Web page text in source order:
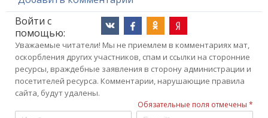
Войти с
помощью:
Уважаемые читатели! Мы не приемлем в комментариях мат,
оскорбления других участников, спам и ссылки на сторонние
ресурсы, враждебные заявления в сторону администрации и
посетителей ресурса. Комментарии, нарушающие правила
сайта, будут удалены.
Обязательные поля отмечены *